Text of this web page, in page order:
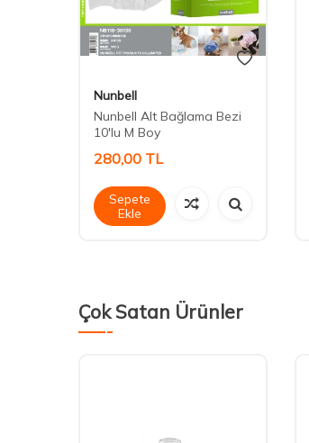
Nunbell
Nunbell Alt Bağlama Bezi
10'lu M Boy
280,00 TL
Sepete
Ekle
Çok Satan Ürünler